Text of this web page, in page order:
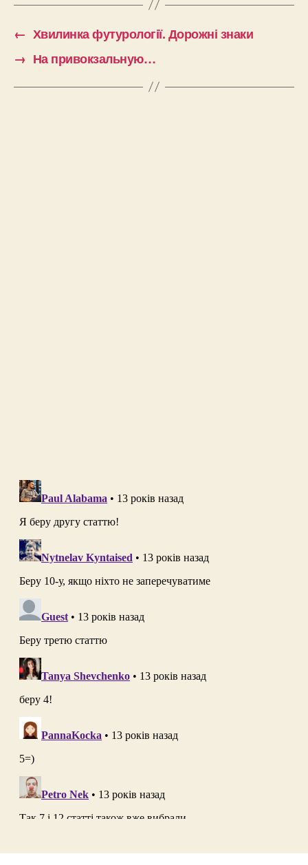
← Хвилинка футурології. Дорожні знаки
→ На привокзальную…